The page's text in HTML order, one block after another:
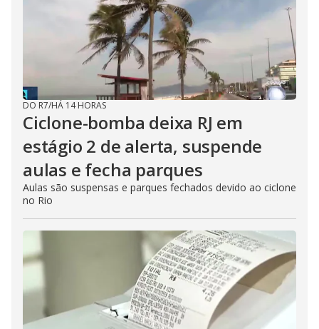
DO R7/HÁ 14 HORAS
Ciclone-bomba deixa RJ em
estágio 2 de alerta, suspende
aulas e fecha parques
Aulas são suspensas e parques fechados devido ao ciclone
no Rio